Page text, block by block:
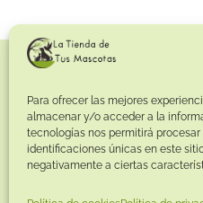
Para ofrecer las mejores
almacenar y/o acceder a la
tecnologías nos permitirá
identificaciones únicas en este
negativamente a ciertas